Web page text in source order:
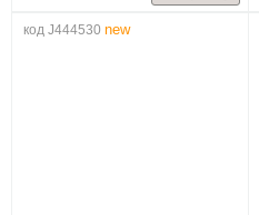
код J444530 new